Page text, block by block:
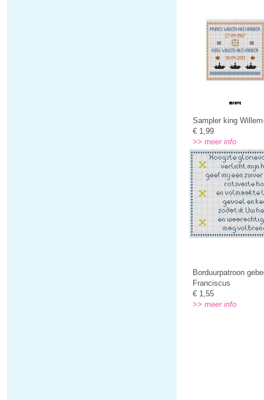
Sampler king
€ 1,99
>> meer info
Borduurpatroon
Franciscus
€ 1,55
>> meer info